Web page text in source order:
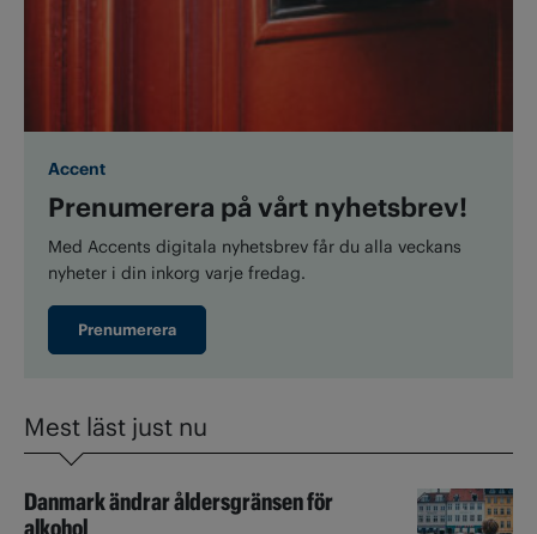
Accent
Prenumerera på vårt nyhetsbrev!
Med Accents digitala nyhetsbrev får du alla veckans
nyheter i din inkorg varje fredag.
Prenumerera
Mest läst just nu
Danmark ändrar åldersgränsen för
alkohol